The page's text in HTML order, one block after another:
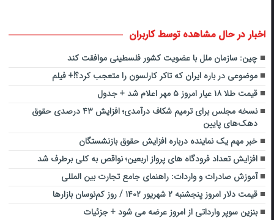
اخبار در حال مشاهده توسط کاربران
چین: سازمان ملل با عضویت کشور فلسطینی موافقت کند
موضوعی در باره ایران که تاکر کارلسون را متعجب کرد؟!+ فیلم
قیمت طلا ۱۸ عیار امروز ۵ مهر اعلام شد + جدول
نسخه مجلس برای ترمیم شکاف درآمدی؛ افزایش ۴۳ درصدی حقوق
دهک‌های پایین
خبر مهم یک نماینده درباره افزایش حقوق بازنشستگان
افزایش تعداد فرودگاه های پرواز اربعین؛ نواقص به کلی برطرف شد
آموزش صادرات و واردات: راهنمای جامع تجارت بین المللی
قیمت دلار امروز پنجشنبه ۲ شهریور ۱۴۰۲ / روز کم‌نوسان بازارها
بنزین سوپر وارداتی از امروز عرضه می شود + جزئیات